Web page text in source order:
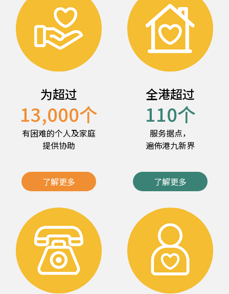
为超过
13,000个
有困难的个人及家庭
提供协助
了解更多
全港超过
110个
服务据点，
遍佈港九新界
了解更多